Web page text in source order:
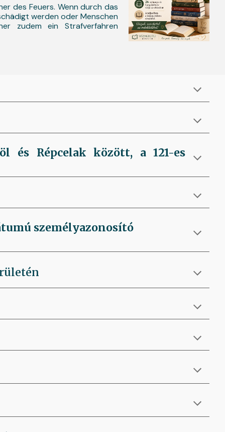
des Feuers. Wenn durch das
werden oder Menschen
zudem ein Strafverfahren
és Répcelak között, a 121-es
személyazonosító